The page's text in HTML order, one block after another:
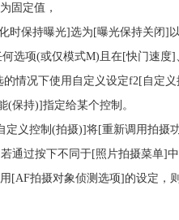
固定值，
保持曝光]选为[曝光保持关闭]
项(或仅模式M)且在[快门速度]
情况下使用自定义设定f2[自定
(保持)]指定给某个控制。
义控制(拍摄)]将[重新调用拍摄
通过按下不同于[照片拍摄菜单]
[AF拍摄对象侦测选项]的设定，